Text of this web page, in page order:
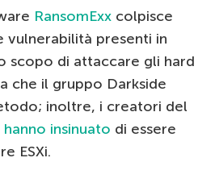
RansomExx colpisce
vulnerabilità presenti in
scopo di attaccare gli hard
che il gruppo Darkside
inoltre, i creatori del
hanno insinuato di essere
ESXi.